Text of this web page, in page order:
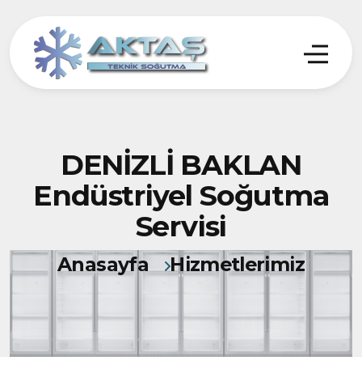
DENİZLİ BAKLAN
Endüstriyel Soğutma
Servisi
Anasayfa Hizmetlerimiz